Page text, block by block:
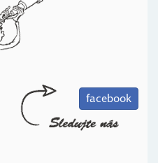
facebook